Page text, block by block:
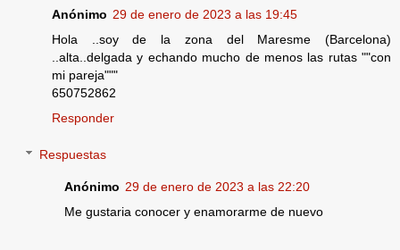
Anónimo 29 de enero de 2023 a las 19:45
Hola ..soy de la zona del Maresme (Barcelona)
..alta..delgada y echando mucho de menos las rutas ""con
mi pareja"""
650752862
Responder
Respuestas
Anónimo 29 de enero de 2023 a las 22:20
Me gustaria conocer y enamorarme de nuevo